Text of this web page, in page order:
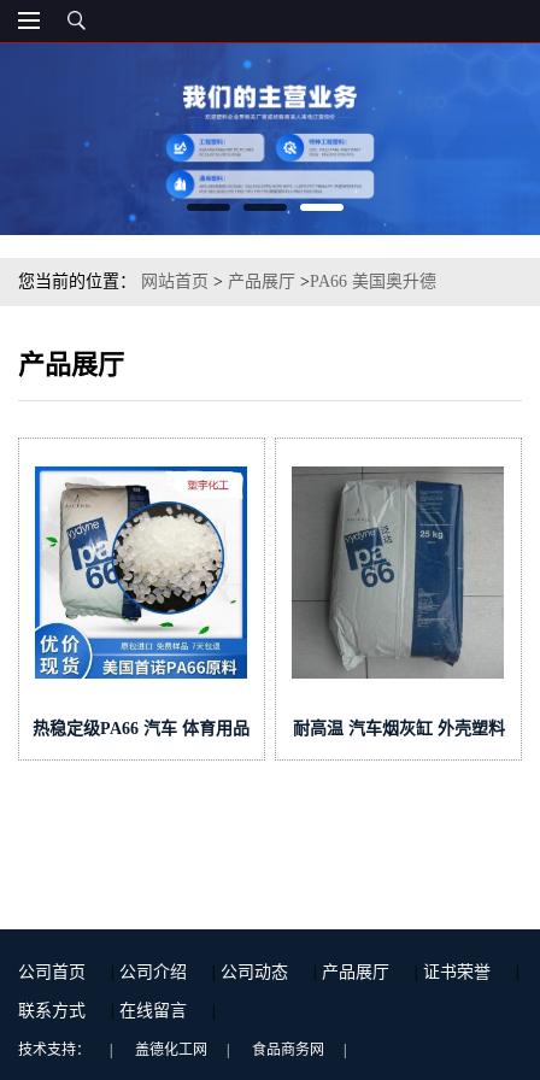
您当前的位置： 网站首页 > 产品展厅 >PA66 美国奥升德
产品展厅
热稳定级PA66 汽车 体育用品
PA66 美国奥升德 21SPC 注
耐高温 汽车烟灰缸 外壳塑料
PA66 美国奥升德 R533 阻燃
公司首页 | 公司介绍 | 公司动态 | 产品展厅 | 证书荣誉 |
联系方式 | 在线留言 |
技术支持： | 盖德化工网 | 食品商务网 |